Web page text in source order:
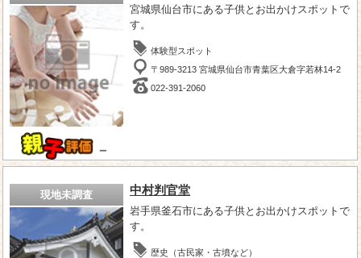
－
宮城県仙台市にある子供とお出かけスポットで
す。
体験型スポット
〒989-3213 宮城県仙台市青葉区大倉字若林14-2
022-391-2060
現地未調査 中村判官堂
岩手県釜石市にある子供とお出かけスポットで
す。
歴史（古民家・古墳など）